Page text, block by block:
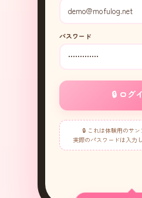
パスワード
🔒 ログ
🔒 これは体験用のサン
実際のパスワードは入力